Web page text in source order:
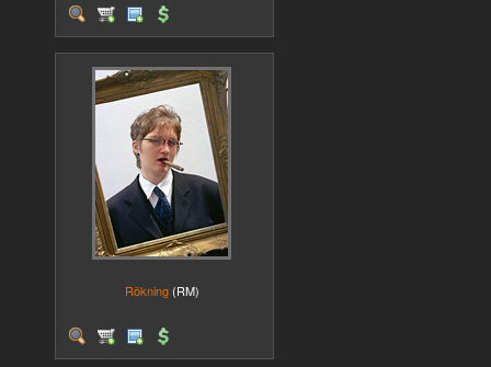
Rökning (RM)